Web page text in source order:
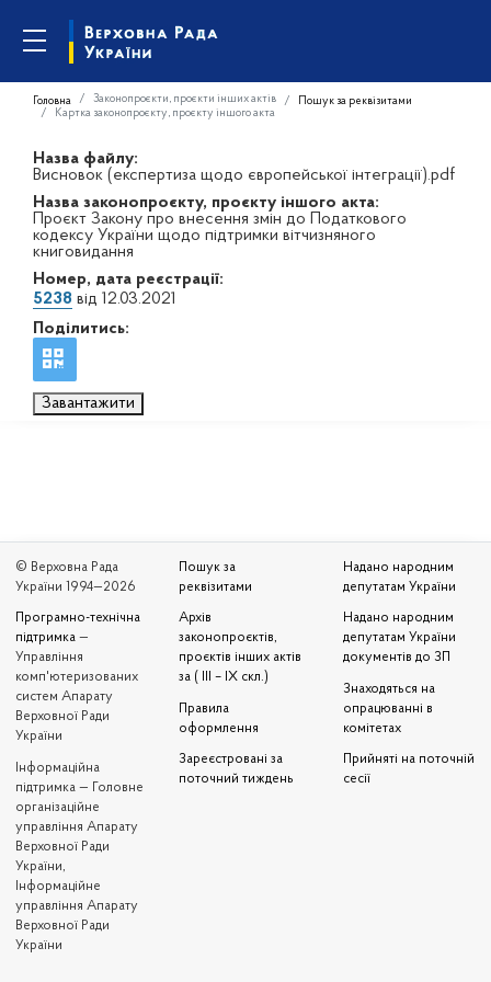
Головна Законопроєкти, проєкти інших актів
Пошук за реквізитами
Картка законопроєкту, проєкту іншого акта
Назва файлу:
Висновок (експертиза щодо європейської інтеграції).pdf
Назва законопроєкту, проєкту іншого акта:
Проєкт Закону про внесення змін до Податкового
кодексу України щодо підтримки вітчизняного
книговидання
Номер, дата реєстрації:
5238 від 12.03.2021
Поділитись:
Завантажити
© Верховна Рада
України 1994—2026
Програмно-технічна
підтримка —
Управління
комп'ютеризованих
систем Апарату
Верховної Ради
України
Iнформаційна
підтримка — Головне
організаційне
управління Апарату
Верховної Ради
України,
Інформаційне
управління Апарату
Верховної Ради
України
Пошук за
реквізитами
Архів
законопроєктів,
проєктів інших актів
за ( III – IX скл.)
Правила
оформлення
Зареєстровані за
поточний тиждень
Надано народним
депутатам України
Надано народним
депутатам України
документів до ЗП
Знаходяться на
опрацюванні в
комітетах
Прийняті на поточній
сесії